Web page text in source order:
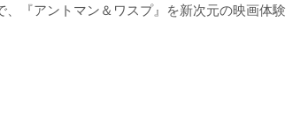
『アントマン＆ワスプ』を新次元の映画体験